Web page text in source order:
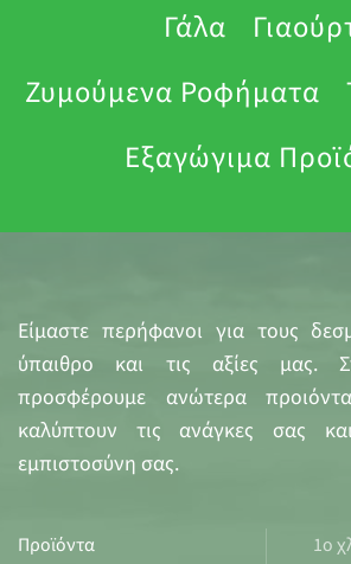
Γάλα
Ζυμούμενα Ροφήματα
Εξαγώγιμα
Είμαστε περήφανοι για τους
ύπαιθρο και τις αξίες μας.
προσφέρουμε ανώτερα
καλύπτουν τις ανάγκες σας
εμπιστοσύνη σας.
Προϊόντα
1ο